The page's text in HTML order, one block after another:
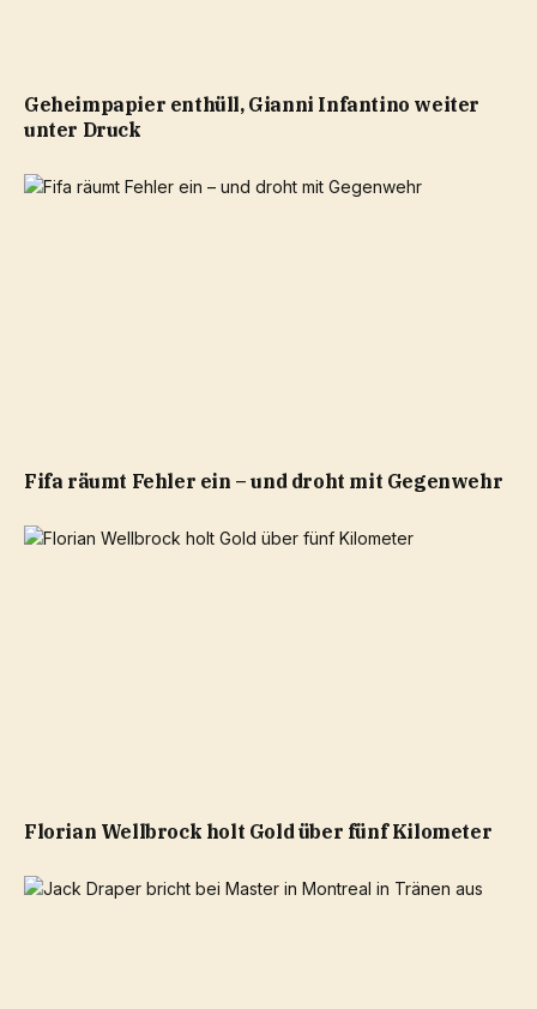
Geheimpapier enthüll, Gianni Infantino weiter
unter Druck
Fifa räumt Fehler ein – und droht mit Gegenwehr
Florian Wellbrock holt Gold über fünf Kilometer